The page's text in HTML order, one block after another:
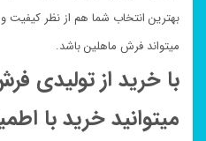
بهترین انتخاب شما هم از نظر
میتواند فرش ماهلین باشد.
با خرید از
میتوانید خرید با